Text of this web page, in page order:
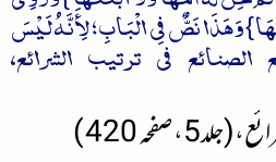
} وَهَذَا نَصٌّ فِي الْبَابِ ؛ لِأَنَّهُ لَيْسَ
في ترتيب الشرائع،
420 )